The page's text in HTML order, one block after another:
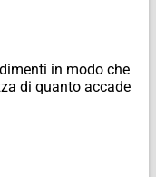
in modo che
di quanto accade